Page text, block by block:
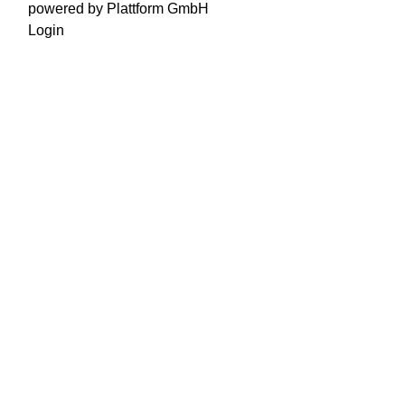
powered by Plattform GmbH
Login